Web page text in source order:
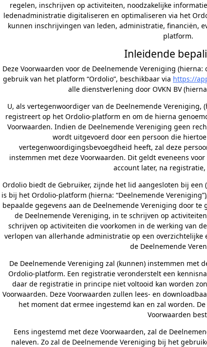
regelen, inschrijven op activiteiten, noodzakelijke
ledenadministratie digitaliseren en optimaliseren via het
kunnen inschrijvingen van leden, administratie, financiën,
platform.
Inleidende
Deze Voorwaarden voor de Deelnemende Vereniging
gebruik van het platform “Ordolio”, beschikbaar via https://
alle dienstverlening door OVKN BV (hierna:
U, als vertegenwoordiger van de Deelnemende Vereniging,
registreert op het Ordolio-platform en om de hierna
Voorwaarden. Indien de Deelnemende Vereniging geen
wordt uitgevoerd door een persoon die
vertegenwoordigingsbevoegdheid heeft, zal deze
instemmen met deze Voorwaarden. Dit geldt eveneens
account later, na registratie,
Ordolio biedt de Gebruiker, zijnde het lid aangesloten bij een
is bij het Ordolio-platform (hierna: “Deelnemende
bepaalde gegevens aan de Deelnemende Vereniging door
de Deelnemende Vereniging, in te schrijven op
schrijven op activiteiten die voorkomen in de werking van
verlopen van allerhande administratie op een
de Deelnemende
De Deelnemende Vereniging zal (kunnen) instemmen met
Ordolio-platform. Een registratie veronderstelt een
daar de registratie in principe niet voltooid kan worden
Voorwaarden. Deze Voorwaarden zullen lees- en
het moment dat ermee ingestemd kan en zal worden.
Voorwaarden
Eens ingestemd met deze Voorwaarden, zal de
naleven. Zo zal de Deelnemende Vereniging bij het